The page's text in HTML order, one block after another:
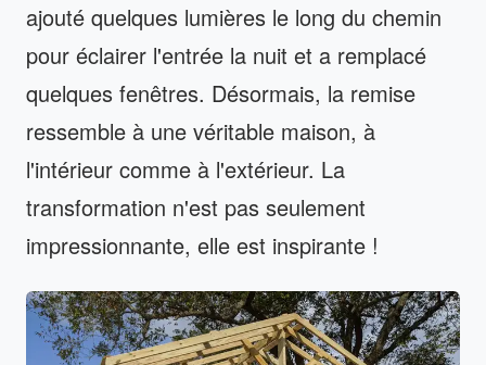
ajouté quelques lumières le long du chemin
pour éclairer l'entrée la nuit et a remplacé
quelques fenêtres. Désormais, la remise
ressemble à une véritable maison, à
l'intérieur comme à l'extérieur. La
transformation n'est pas seulement
impressionnante, elle est inspirante !